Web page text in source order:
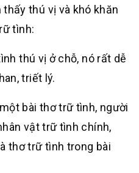
thú vị và khó khăn
tình:
thú vị ở chỗ, nó rất dễ
triết lý.
bài thơ trữ tình, người
vật trữ tình chính,
thơ trữ tình trong bài